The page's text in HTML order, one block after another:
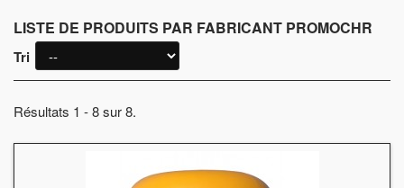
LISTE DE PRODUITS PAR FABRICANT PROMOCHR
Tri
Résultats 1 - 8 sur 8.